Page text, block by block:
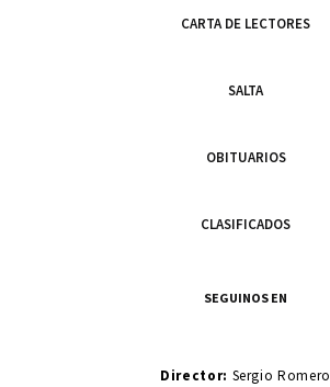
CARTA DE LECTORES
SALTA
OBITUARIOS
CLASIFICADOS
SEGUINOS EN
Director: Sergio Romero